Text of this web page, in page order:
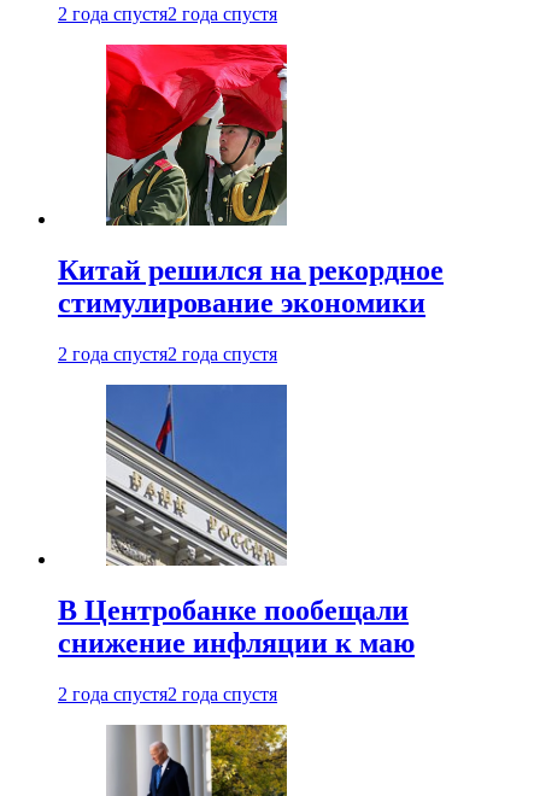
2 года спустя2 года спустя
Китай решился на рекордное
стимулирование экономики
2 года спустя2 года спустя
В Центробанке пообещали
снижение инфляции к маю
2 года спустя2 года спустя